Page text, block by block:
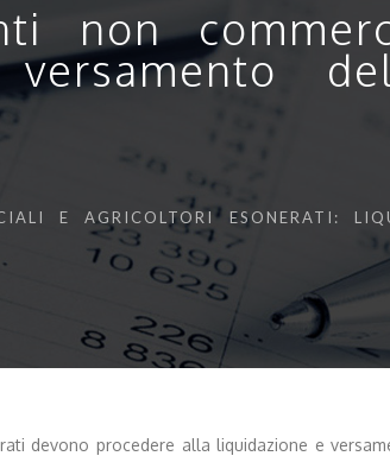
non
E AGRICOLTORI ESONERATI:
devono procedere alla liquidazione e